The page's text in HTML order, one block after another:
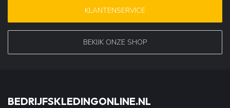
KLANTENSERVICE
BEKIJK ONZE SHOP
BEDRIJFSKLEDINGONLINE.NL